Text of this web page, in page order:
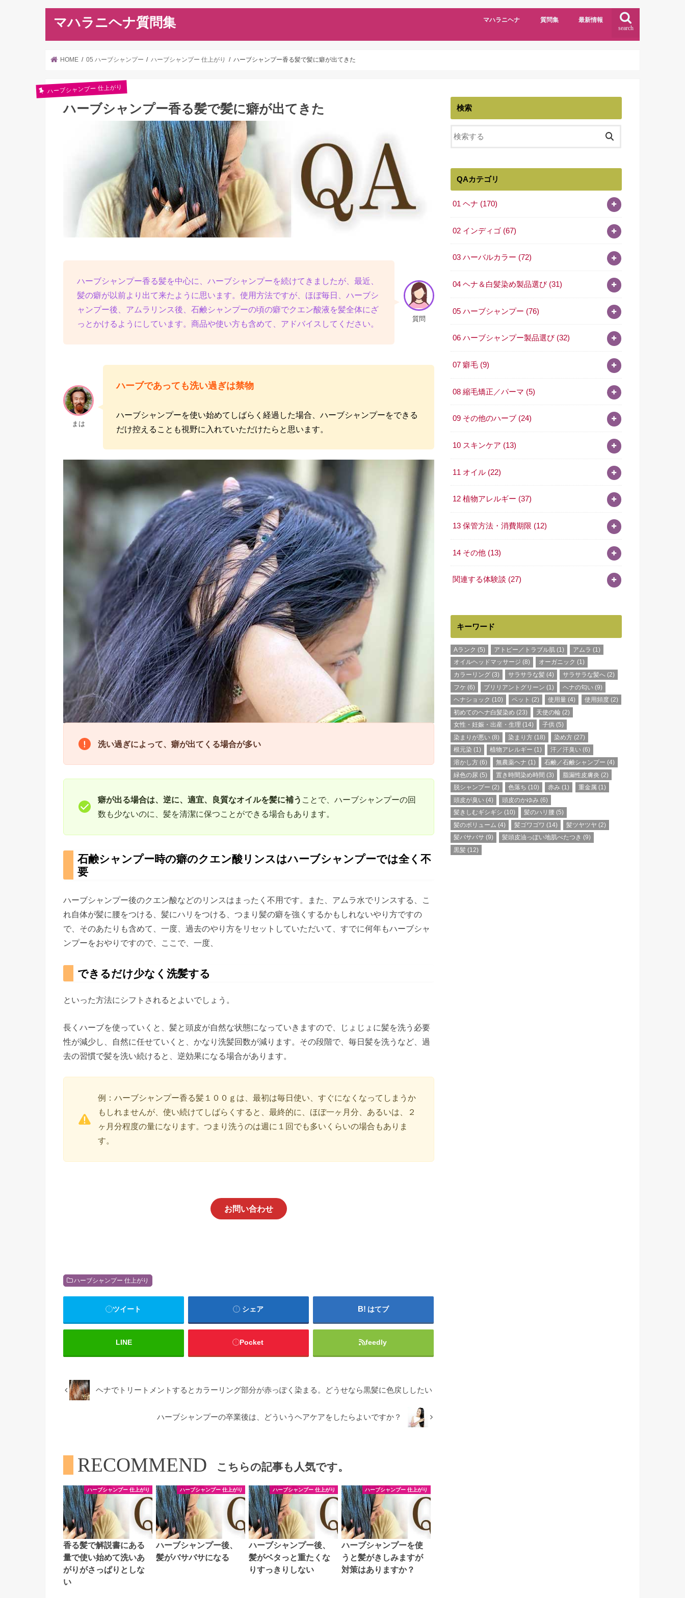
マハラニヘナ質問集 search
マハラニヘナ 質問集 最新情報
HOME 05 ハーブシャンプー ハーブシャンプー 仕上がり ハーブシャンプー香る髪で髪に癖が出てきた
ハーブシャンプー 仕上がり
ハーブシャンプー香る髪で髪に癖が出てきた
質問
ハーブシャンプー香る髪を中心に、ハーブシャンプーを続けてきましたが、最近、
髪の癖が以前より出て来たように思います。使用方法ですが、ほぼ毎日、ハーブシ
ャンプー後、アムラリンス後、石鹸シャンプーの頃の癖でクエン酸液を髪全体にざ
っとかけるようにしています。商品や使い方も含めて、アドバイスしてください。
まは
ハーブであっても洗い過ぎは禁物
ハーブシャンプーを使い始めてしばらく経過した場合、ハーブシャンプーをできる
だけ控えることも視野に入れていただけたらと思います。
洗い過ぎによって、癖が出てくる場合が多い
癖が出る場合は、逆に、適宜、良質なオイルを髪に補う ことで、ハーブシャンプーの回
数も少ないのに、髪を清潔に保つことができる場合もあります。
石鹸シャンプー時の癖のクエン酸リンスはハーブシャンプーでは全く不
要
ハーブシャンプー後のクエン酸などのリンスはまったく不用です。また、アムラ水でリンスする、こ
れ自体が髪に腰をつける、髪にハリをつける、つまり髪の癖を強くするかもしれないやり方ですの
で、そのあたりも含めて、一度、過去のやり方をリセットしていただいて、すでに何年もハーブシャ
ンプーをおやりですので、ここで、一度、
できるだけ少なく洗髪する
といった方法にシフトされるとよいでしょう。
長くハーブを使っていくと、髪と頭皮が自然な状態になっていきますので、じょじょに髪を洗う必要
性が減少し、自然に任せていくと、かなり洗髪回数が減ります。その段階で、毎日髪を洗うなど、過
去の習慣で髪を洗い続けると、逆効果になる場合があります。
例：ハーブシャンプー香る髪１００ｇは、最初は毎日使い、すぐになくなってしまうか
もしれませんが、使い続けてしばらくすると、最終的に、ほぼ一ヶ月分、あるいは、２
ヶ月分程度の量になります。つまり洗うのは週に１回でも多いくらいの場合もありま
す。
お問い合わせ
ハーブシャンプー 仕上がり
ツイート シェア はてブ
LINE Pocket feedly
ヘナでトリートメントするとカラーリング部分が赤っぽく染まる。どうせなら黒髪に色戻ししたい
ハーブシャンプーの卒業後は、どういうヘアケアをしたらよいですか？
RECOMMEND こちらの記事も人気です。
ハーブシャンプー 仕上がり
香る髪で解説書にある
量で使い始めて洗いあ
がりがさっぱりとしな
い
ハーブシャンプー 仕上がり
ハーブシャンプー後、
髪がバサバサになる
ハーブシャンプー 仕上がり
ハーブシャンプー後、
髪がベタっと重たくな
りすっきりしない
ハーブシャンプー 仕上がり
ハーブシャンプーを使
うと髪がきしみますが
対策はありますか？
検索
QAカテゴリ
01 ヘナ (170)
02 インディゴ (67)
03 ハーバルカラー (72)
04 ヘナ＆白髪染め製品選び (31)
05 ハーブシャンプー (76)
06 ハーブシャンプー製品選び (32)
07 癖毛 (9)
08 縮毛矯正／パーマ (5)
09 その他のハーブ (24)
10 スキンケア (13)
11 オイル (22)
12 植物アレルギー (37)
13 保管方法・消費期限 (12)
14 その他 (13)
関連する体験談 (27)
キーワード
Aランク (5) アトピー／トラブル肌 (1) アムラ (1)
オイルヘッドマッサージ (8) オーガニック (1)
カラーリング (3) サラサラな髪 (4) サラサラな髪へ (2)
フケ (6) ブリリアントグリーン (1) ヘナの匂い (9)
ヘナショック (10) ペット (2) 使用量 (4) 使用頻度(2)
初めてのヘナ白髪染め (23) 天使の輪 (2)
女性・妊娠・出産・生理 (14) 子供 (5)
染まりが悪い (8) 染まり方 (18) 染め方 (27)
根元染 (1) 植物アレルギー (1) 汗／汗臭い (6)
溶かし方 (6) 無農薬ヘナ (1) 石鹸／石鹸シャンプー (4)
緑色の尿 (5) 置き時間染め時間 (3) 脂漏性皮膚炎 (2)
脱シャンプー (2) 色落ち (10) 赤み (1) 重金属 (1)
頭皮が臭い (4) 頭皮のかゆみ (6)
髪きしむギシギシ (10) 髪のハリ腰 (5)
髪のボリューム (4) 髪ゴワゴワ (14) 髪ツヤツヤ (2)
髪バサバサ (9) 髪頭皮油っぽい地肌べたつき (9)
黒髪 (12)